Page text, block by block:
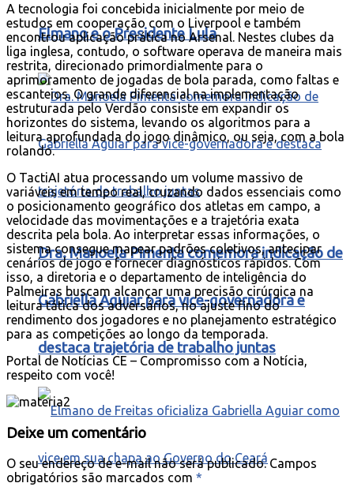
Elmano e o Presidente Lula
Dra. Manoela Pimenta comemora indicação de
Gabriella Aguiar para vice-governadora e
destaca trajetória de trabalho juntas
A tecnologia foi concebida inicialmente por meio de
estudos em cooperação com o Liverpool e também
encontrou aplicação prática no Arsenal. Nestes clubes da
liga inglesa, contudo, o software operava de maneira mais
restrita, direcionado primordialmente para o
aprimoramento de jogadas de bola parada, como faltas e
escanteios. O grande diferencial na implementação
estruturada pelo Verdão consiste em expandir os
horizontes do sistema, levando os algoritmos para a
leitura aprofundada do jogo dinâmico, ou seja, com a bola
rolando.
O TactiAI atua processando um volume massivo de
variáveis em tempo real, cruzando dados essenciais como
o posicionamento geográfico dos atletas em campo, a
velocidade das movimentações e a trajetória exata
descrita pela bola. Ao interpretar essas informações, o
sistema consegue mapear padrões coletivos, antecipar
cenários de jogo e fornecer diagnósticos rápidos. Com
isso, a diretoria e o departamento de inteligência do
Palmeiras buscam alcançar uma precisão cirúrgica na
leitura tática dos adversários, no ajuste fino do
rendimento dos jogadores e no planejamento estratégico
para as competições ao longo da temporada.
Portal de Notícias CE – Compromisso com a Notícia,
respeito com você!
Deixe um comentário
O seu endereço de e-mail não será publicado. Campos
obrigatórios são marcados com *